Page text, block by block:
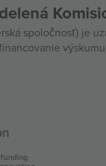
spoločnosť) je